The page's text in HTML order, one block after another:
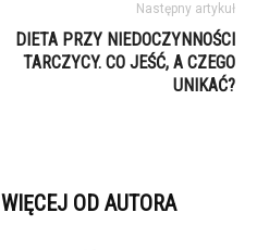
Następny artykuł
DIETA PRZY NIEDOCZYNNOŚCI
TARCZYCY. CO JEŚĆ, A CZEGO
UNIKAĆ?
WIĘCEJ OD AUTORA